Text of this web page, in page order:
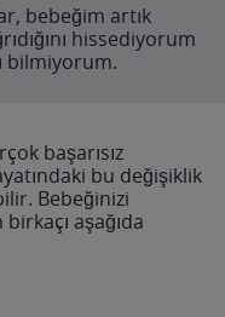
bebeğim artık
hissediyorum
bilmiyorum.
başarısız
bu değişiklik
Bebeğinizi
aşağıda